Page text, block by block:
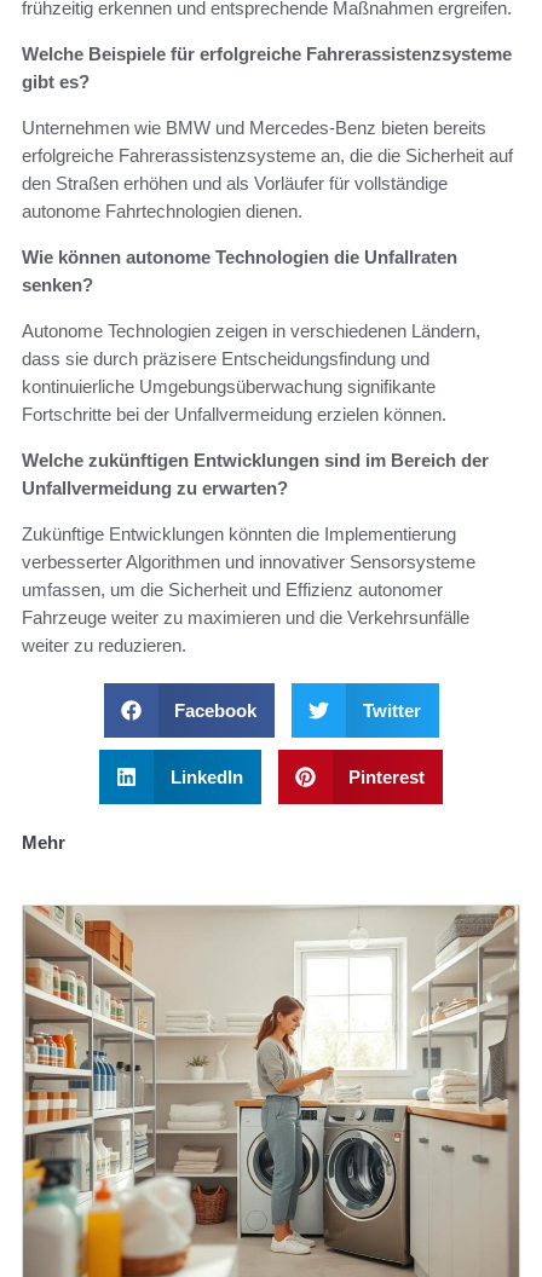
frühzeitig erkennen und entsprechende Maßnahmen ergreifen.
Welche Beispiele für erfolgreiche Fahrerassistenzsysteme
gibt es?
Unternehmen wie BMW und Mercedes-Benz bieten bereits
erfolgreiche Fahrerassistenzsysteme an, die die Sicherheit auf
den Straßen erhöhen und als Vorläufer für vollständige
autonome Fahrtechnologien dienen.
Wie können autonome Technologien die Unfallraten
senken?
Autonome Technologien zeigen in verschiedenen Ländern,
dass sie durch präzisere Entscheidungsfindung und
kontinuierliche Umgebungsüberwachung signifikante
Fortschritte bei der Unfallvermeidung erzielen können.
Welche zukünftigen Entwicklungen sind im Bereich der
Unfallvermeidung zu erwarten?
Zukünftige Entwicklungen könnten die Implementierung
verbesserter Algorithmen und innovativer Sensorsysteme
umfassen, um die Sicherheit und Effizienz autonomer
Fahrzeuge weiter zu maximieren und die Verkehrsunfälle
weiter zu reduzieren.
Facebook Twitter
LinkedIn Pinterest
Mehr